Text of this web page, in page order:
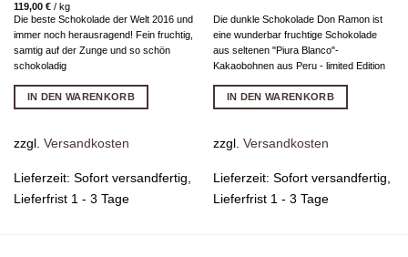
119,00 €/ kg
Die beste Schokolade der Welt 2016 und
immer noch herausragend! Fein fruchtig,
samtig auf der Zunge und so schön
schokoladig
IN DEN WARENKORB
zzgl. Versandkosten
Lieferzeit: Sofort versandfertig,
Lieferfrist 1 - 3 Tage
Die dunkle Schokolade Don Ramon ist
eine wunderbar fruchtige Schokolade
aus seltenen "Piura Blanco"-
Kakaobohnen aus Peru - limited Edition
IN DEN WARENKORB
zzgl. Versandkosten
Lieferzeit: Sofort versandfertig,
Lieferfrist 1 - 3 Tage